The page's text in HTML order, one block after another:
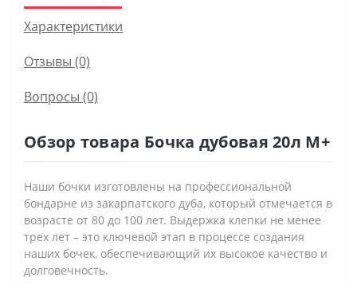
Характеристики
Отзывы (0)
Вопросы (0)
Обзор товара Бочка дубовая 20л M+
Наши бочки изготовлены на профессиональной
бондарне из закарпатского дуба, который отмечается в
возрасте от 80 до 100 лет. Выдержка клепки не менее
трех лет – это ключевой этап в процессе создания
наших бочек, обеспечивающий их высокое качество и
долговечность.